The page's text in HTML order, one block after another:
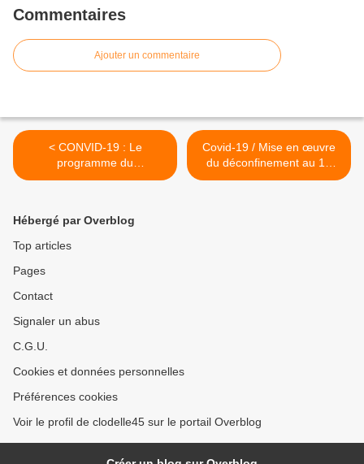
Commentaires
Ajouter un commentaire
< CONVID-19 : Le
programme du
PRINTEMPS DE BOURGES
2020
Covid-19 / Mise en œuvre
du déconfinement au 11
mai: le Premier ministre
Hébergé par Overblog
Top articles
Pages
Contact
Signaler un abus
C.G.U.
Cookies et données personnelles
Préférences cookies
Voir le profil de clodelle45 sur le portail Overblog